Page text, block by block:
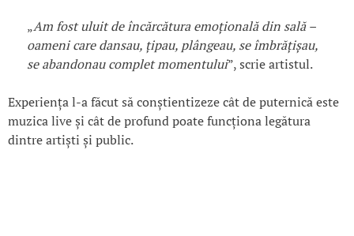
„Am fost uluit de încărcătura emoțională din sală –
oameni care dansau, țipau, plângeau, se îmbrățișau,
se abandonau complet momentului”, scrie artistul.
Experiența l-a făcut să conștientizeze cât de puternică este
muzica live și cât de profund poate funcționa legătura
dintre artiști și public.